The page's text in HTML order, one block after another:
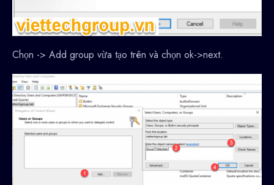
Chọn -> Add group vừa tạo trên và chọn ok->next.